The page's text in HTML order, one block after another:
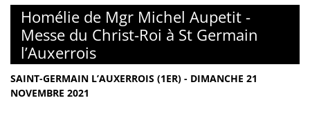
Homélie de Mgr Michel Aupetit -
Messe du Christ-Roi à St Germain
l’Auxerrois
SAINT-GERMAIN L’AUXERROIS (1ER) - DIMANCHE 21
NOVEMBRE 2021